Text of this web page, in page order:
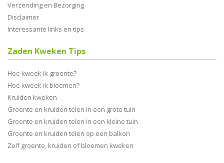
Verzending en Bezorging
Disclaimer
Interessante links en tips
Zaden Kweken Tips
Hoe kweek ik groente?
Hoe kweek ik bloemen?
Kruiden kweken
Groente en kruiden telen in een grote tuin
Groente en kruiden telen in een kleine tuin
Groente en kruiden telen op een balkon
Zelf groente, kruiden of bloemen kweken